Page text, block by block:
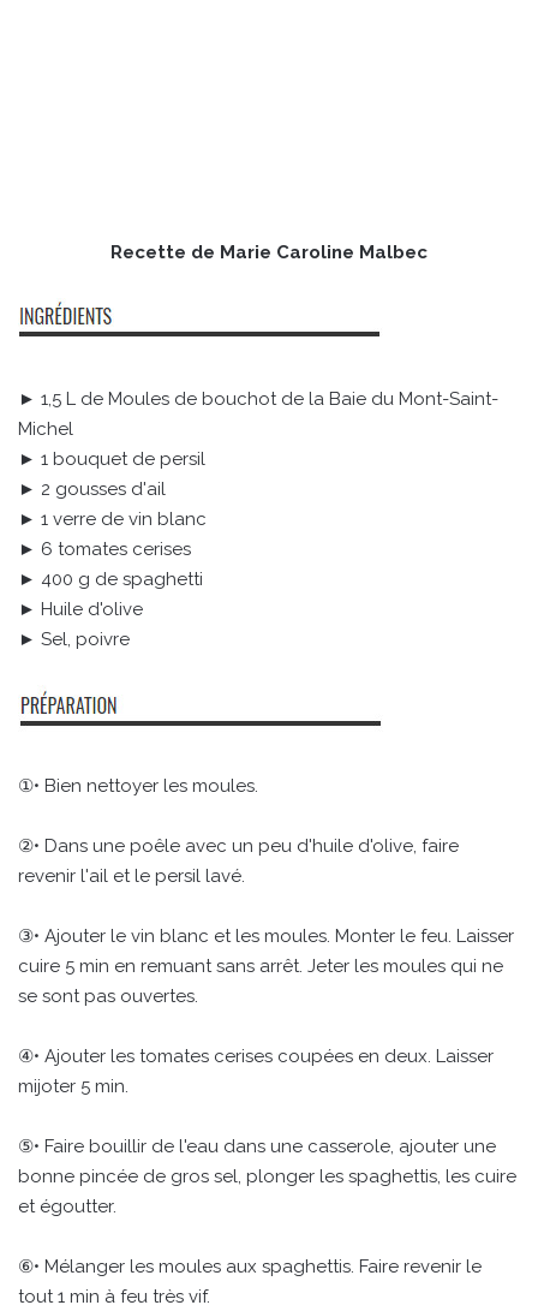
Recette de Marie Caroline Malbec
► 1,5 L de Moules de bouchot de la Baie du Mont-Saint-
Michel
► 1 bouquet de persil
► 2 gousses d'ail
► 1 verre de vin blanc
► 6 tomates cerises
► 400 g de spaghetti
► Huile d'olive
► Sel, poivre
①• Bien nettoyer les moules.
②• Dans une poêle avec un peu d'huile d'olive, faire
revenir l'ail et le persil lavé.
③• Ajouter le vin blanc et les moules. Monter le feu. Laisser
cuire 5 min en remuant sans arrêt. Jeter les moules qui ne
se sont pas ouvertes.
④• Ajouter les tomates cerises coupées en deux. Laisser
mijoter 5 min.
⑤• Faire bouillir de l'eau dans une casserole, ajouter une
bonne pincée de gros sel, plonger les spaghettis, les cuire
et égoutter.
⑥• Mélanger les moules aux spaghettis. Faire revenir le
tout 1 min à feu très vif.